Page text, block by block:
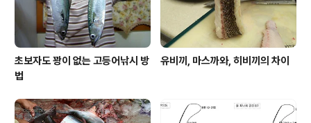
초보자도 꽝이 없는 고등어낚시 방
법
유비끼, 마스까와, 히비끼의 차이